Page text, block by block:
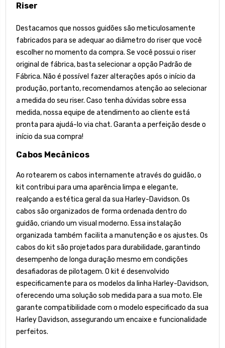
Riser
Destacamos que nossos guidões são meticulosamente
fabricados para se adequar ao diâmetro do riser que você
escolher no momento da compra. Se você possui o riser
original de fábrica, basta selecionar a opção Padrão de
Fábrica. Não é possível fazer alterações após o início da
produção, portanto, recomendamos atenção ao selecionar
a medida do seu riser. Caso tenha dúvidas sobre essa
medida, nossa equipe de atendimento ao cliente está
pronta para ajudá-lo via chat. Garanta a perfeição desde o
início da sua compra!
Cabos Mecânicos
Ao rotearem os cabos internamente através do guidão, o
kit contribui para uma aparência limpa e elegante,
realçando a estética geral da sua Harley-Davidson. Os
cabos são organizados de forma ordenada dentro do
guidão, criando um visual moderno. Essa instalação
organizada também facilita a manutenção e os ajustes. Os
cabos do kit são projetados para durabilidade, garantindo
desempenho de longa duração mesmo em condições
desafiadoras de pilotagem. O kit é desenvolvido
especificamente para os modelos da linha Harley-Davidson,
oferecendo uma solução sob medida para a sua moto. Ele
garante compatibilidade com o modelo especificado da sua
Harley Davidson, assegurando um encaixe e funcionalidade
perfeitos.